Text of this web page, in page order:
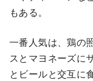
もある。
一番人気は、鶏の
スとマヨネーズに
とビールと交互に